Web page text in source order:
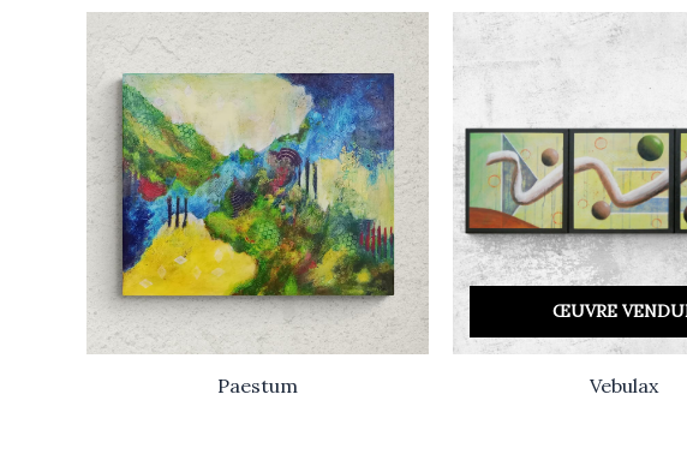
Paestum
ŒUVRE
Vebulax